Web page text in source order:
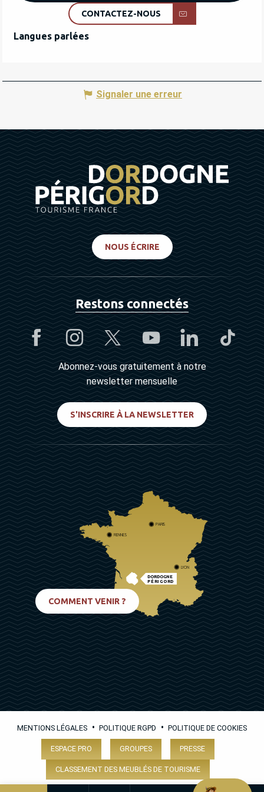
CONTACTEZ-NOUS
Langues parlées
Langues parlées
Signaler une erreur
NOUS ÉCRIRE
Restons connectés
Abonnez-vous gratuitement à notre
newsletter mensuelle
S'INSCRIRE À LA NEWSLETTER
DORDOGNE
PÉRIGORD
PARIS
RENNES
LYON
COMMENT VENIR ?
MENTIONS LÉGALES • POLITIQUE RGPD • POLITIQUE DE COOKIES
ESPACE PRO GROUPES PRESSE
CLASSEMENT DES MEUBLÉS DE TOURISME